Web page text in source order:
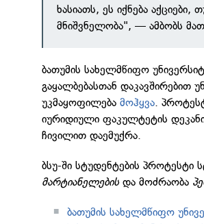
ხასიათს, ეს იქნება აქციები,
მნიშვნელობა", — ამბობს
ბათუმის სახელმწიფო
გაყალბებასთან დაკავშირებით
უკმაყოფილებამოჰყვა.
იურიდიული ფაკულტეტის
ჩივილით დაემუქრა.
ბსუ-ში სტუდენტების პროტესტი
მარტიანელებისდა მოძრაობა
ბათუმის სახელმწიფო